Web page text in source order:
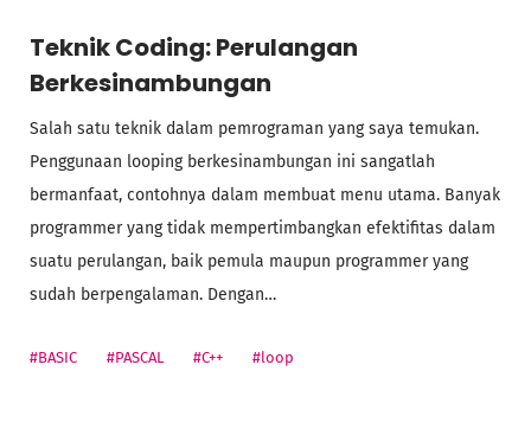
Teknik Coding: Perulangan
Berkesinambungan
Salah satu teknik dalam pemrograman yang saya temukan.
Penggunaan looping berkesinambungan ini sangatlah
bermanfaat, contohnya dalam membuat menu utama. Banyak
programmer yang tidak mempertimbangkan efektifitas dalam
suatu perulangan, baik pemula maupun programmer yang
sudah berpengalaman. Dengan…
#BASIC #PASCAL #C++ #loop